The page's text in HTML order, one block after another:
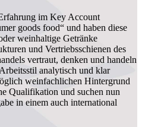
im Key Account
goods food“ und haben diese
weinhaltige Getränke
und Vertriebsschienen des
vertraut, denken und handeln
analytisch und klar
weinfachlichen Hintergrund
Qualifikation und suchen nun
in einem auch international